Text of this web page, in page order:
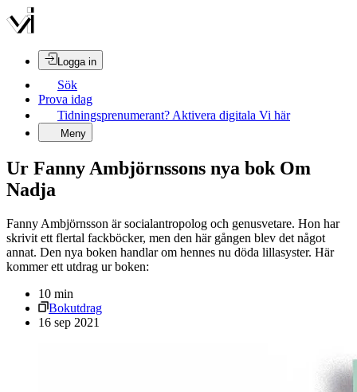
Logga in
Sök
Prova idag
Tidningsprenumerant? Aktivera digitala Vi här
Meny
Ur Fanny Ambjörnssons nya bok Om
Nadja
Fanny Ambjörnsson är socialantropolog och genusvetare. Hon har
skrivit ett flertal fackböcker, men den här gången blev det något
annat. Den nya boken handlar om hennes nu döda lillasyster. Här
kommer ett utdrag ur boken:
10 min
Bokutdrag
16 sep 2021